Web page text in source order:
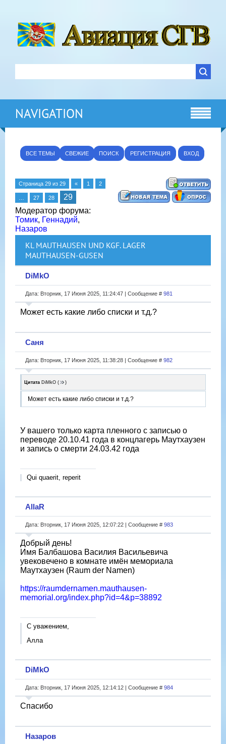
NAVIGATION
ВСЕ ТЕМЫ СВЕЖИЕ ПОИСК РЕГИСТРАЦИЯ ВХОД
Страница 29 из 29 « 1 2
27 28
29
Модератор форума:
Томик, Геннадий,
Назаров
KL MAUTHAUSEN UND KGF. LAGER
MAUTHAUSEN-GUSEN
DiMkO
Дата: Вторник, 17 Июня 2025, 11:24:47 | Сообщение # 981
Может есть какие либо списки и т.д.?
Саня
Дата: Вторник, 17 Июня 2025, 11:38:28 | Сообщение # 982
Цитата DiMkO ( )
Может есть какие либо списки и т.д.?
У вашего только карта пленного с записью о
переводе 20.10.41 года в концлагерь Маутхаузен
и запись о смерти 24.03.42 года
Qui quaerit, reperit
AllaR
Дата: Вторник, 17 Июня 2025, 12:07:22 | Сообщение # 983
Добрый день!
Имя Балбашова Василия Васильевича
увековечено в комнате имён мемориала
Маутхаузен (Raum der Namen)
https://raumdernamen.mauthausen-
memorial.org/index.php?id=4&p=38892
С уважением,
Алла
DiMkO
Дата: Вторник, 17 Июня 2025, 12:14:12 | Сообщение # 984
Спасибо
Назаров